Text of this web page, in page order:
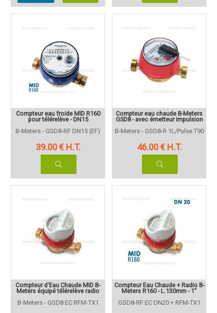
Compteur eau froide MID R160
pour télérelève - DN15
B-Meters - GSD8-RF DN15 (EF)
39.00 € H.T.
Compteur eau chaude B-Meters
GSD8 - avec émetteur impulsion
B-Meters - GSD8-R 1L/Pulse T90
46.00 € H.T.
Compteur d'Eau Chaude MID B-
Meters équipé télérelève radio
B-Meters - GSD8 EC RFM-TX1
Compteur Eau Chaude + Radio B-
Meters R160 - L.130mm - 1"
GSD8-RF EC DN20 + RFM-TX1